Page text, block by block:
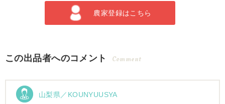
農家登録はこちら
この出品者へのコメント Comment
山梨県／KOUNYUUSYA